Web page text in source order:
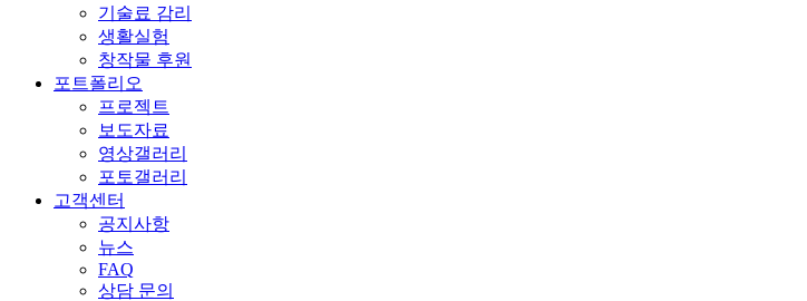
기술료 감리
생활실험
창작물 후원
포트폴리오
프로젝트
보도자료
영상갤러리
포토갤러리
고객센터
공지사항
뉴스
FAQ
상담 문의